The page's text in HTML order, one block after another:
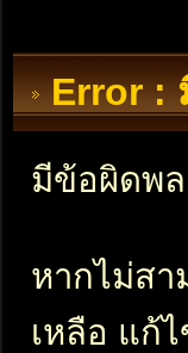
Error :
มีข้อผิดพ
หากไม่ส
เหลือ แก้